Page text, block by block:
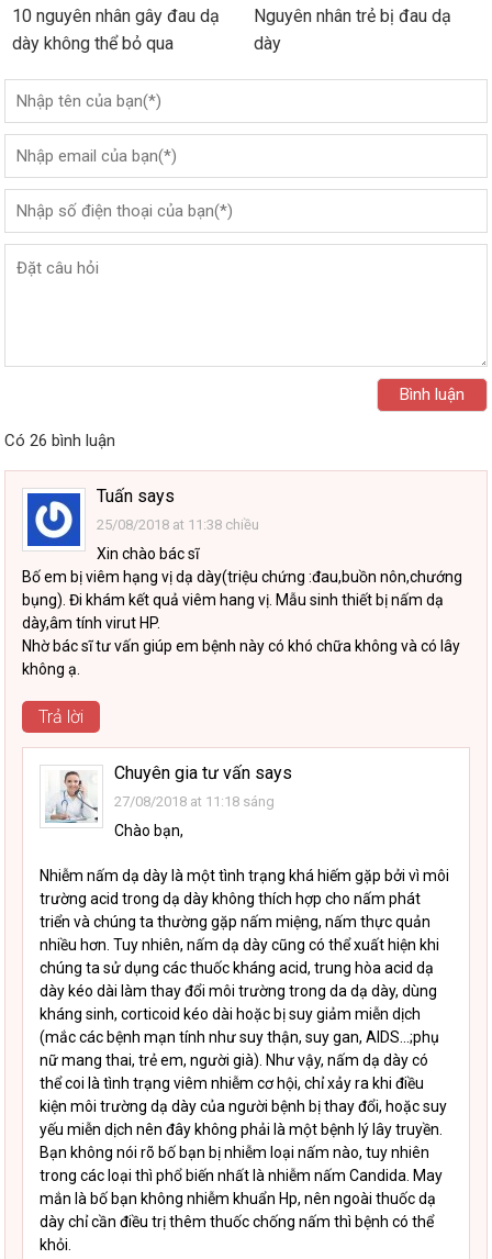
10 nguyên nhân gây đau dạ
dày không thể bỏ qua
Nguyên nhân trẻ bị đau dạ
dày
Có 26 bình luận
Tuấn says
25/08/2018 at 11:38 chiều
Xin chào bác sĩ
Bố em bị viêm hạng vị dạ dày(triệu chứng :đau,buồn nôn,chướng
bụng). Đi khám kết quả viêm hang vị. Mẫu sinh thiết bị nấm dạ
dày,âm tính virut HP.
Nhờ bác sĩ tư vấn giúp em bệnh này có khó chữa không và có lây
không ạ.
Trả lời
Chuyên gia tư vấn says
27/08/2018 at 11:18 sáng
Chào bạn,
Nhiễm nấm dạ dày là một tình trạng khá hiếm gặp bởi vì môi
trường acid trong dạ dày không thích hợp cho nấm phát
triển và chúng ta thường gặp nấm miệng, nấm thực quản
nhiều hơn. Tuy nhiên, nấm dạ dày cũng có thể xuất hiện khi
chúng ta sử dụng các thuốc kháng acid, trung hòa acid dạ
dày kéo dài làm thay đổi môi trường trong da dạ dày, dùng
kháng sinh, corticoid kéo dài hoặc bị suy giảm miễn dịch
(mắc các bệnh mạn tính như suy thận, suy gan, AIDS…;phụ
nữ mang thai, trẻ em, người già). Như vậy, nấm dạ dày có
thể coi là tình trạng viêm nhiễm cơ hội, chỉ xảy ra khi điều
kiện môi trường dạ dày của người bệnh bị thay đổi, hoặc suy
yếu miễn dịch nên đây không phải là một bệnh lý lây truyền.
Bạn không nói rõ bố bạn bị nhiễm loại nấm nào, tuy nhiên
trong các loại thì phổ biến nhất là nhiễm nấm Candida. May
mắn là bố bạn không nhiễm khuẩn Hp, nên ngoài thuốc dạ
dày chỉ cần điều trị thêm thuốc chống nấm thì bệnh có thể
khỏi.